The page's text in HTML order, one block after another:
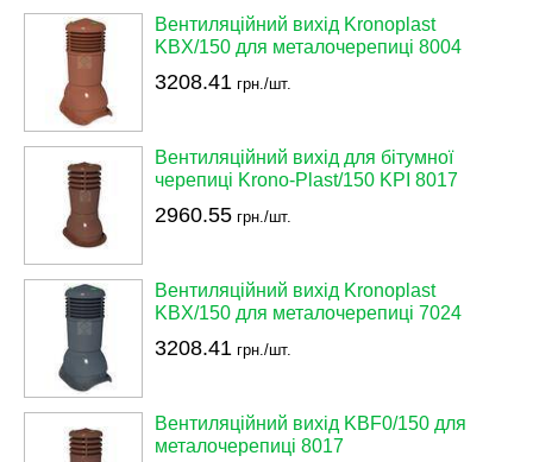
Вентиляційний вихід Kronoplast
KBX/150 для металочерепиці 8004
3208.41 грн./шт.
Вентиляційний вихід для бітумної
черепиці Krono-Plast/150 KPI 8017
2960.55 грн./шт.
Вентиляційний вихід Kronoplast
KBX/150 для металочерепиці 7024
3208.41 грн./шт.
Вентиляційний вихід KBF0/150 для
металочерепиці 8017